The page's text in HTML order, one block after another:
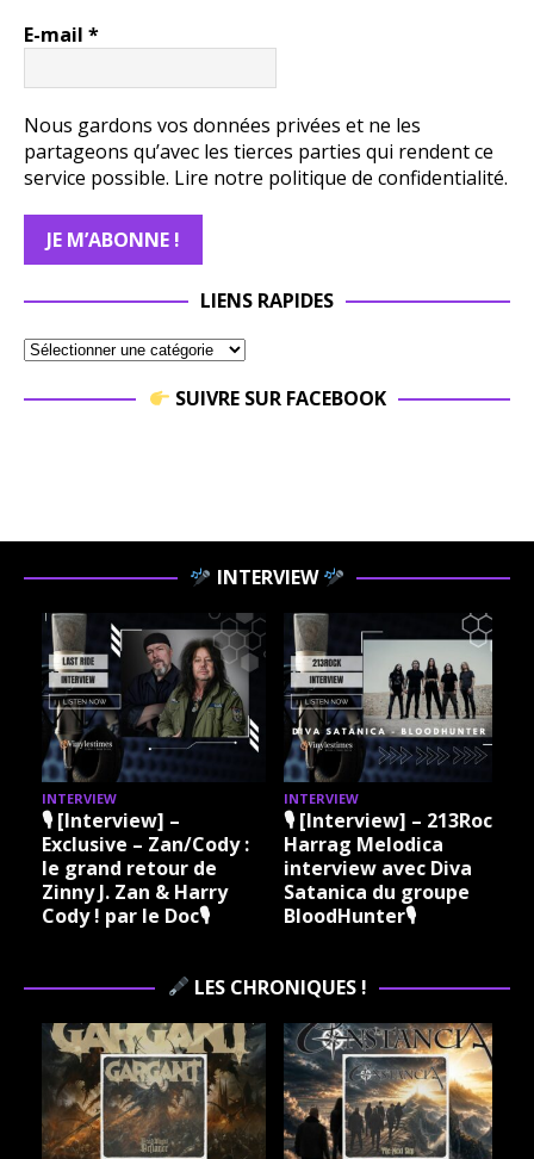
E-mail *
Nous gardons vos données privées et ne les
partageons qu’avec les tierces parties qui rendent ce
service possible. Lire notre politique de confidentialité.
LIENS RAPIDES
SUIVRE SUR FACEBOOK
INTERVIEW
INTERVIEW
🎙 [Interview] –
Exclusive – Zan/Cody :
le grand retour de
Zinny J. Zan & Harry
Cody ! par le Doc🎙
INTERVIEW
🎙 [Interview] – 213Rock
Harrag Melodica
interview avec Diva
Satanica du groupe
BloodHunter🎙
LES CHRONIQUES !